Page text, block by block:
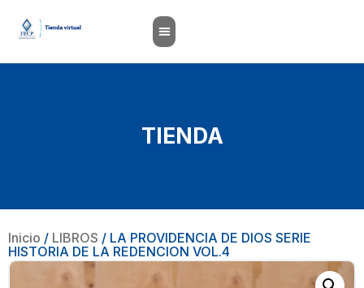
TIENDA
Inicio / LIBROS / LA PROVIDENCIA DE DIOS SERIE
HISTORIA DE LA REDENCION VOL.4